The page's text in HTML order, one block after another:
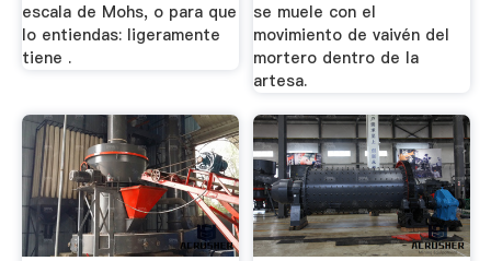
escala de Mohs, o para que
lo entiendas: ligeramente
tiene .
se muele con el
movimiento de vaivén del
mortero dentro de la
artesa.